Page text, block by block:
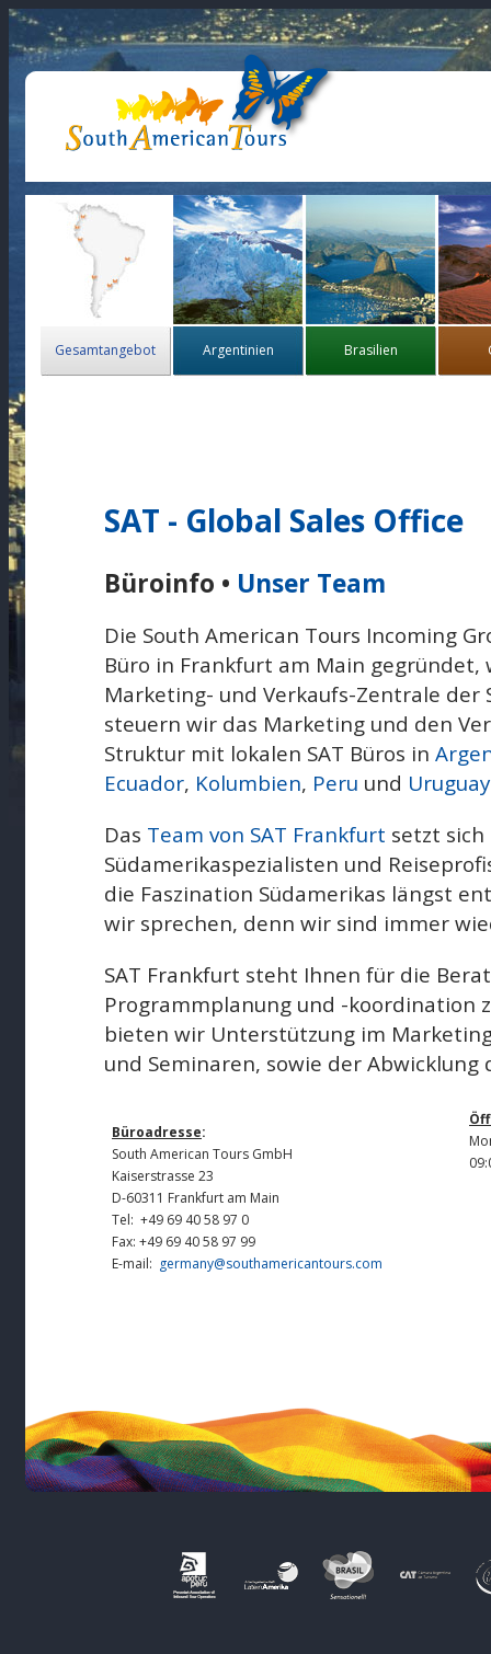
Gesamtangebot Argentinien Brasilien
SAT - Global Sales Office
Büroinfo • Unser Team
Die South American Tours Incoming
Büro in Frankfurt am Main gegründet,
Marketing- und Verkaufs-Zentrale der
steuern wir das Marketing und den
Struktur mit lokalen SAT Büros in
Ecuador, Kolumbien, Peru und Uruguay
Das Team von SAT Frankfurt setzt
Südamerikaspezialisten und
die Faszination Südamerikas längst
wir sprechen, denn wir sind immer
SAT Frankfurt steht Ihnen für die
Programmplanung und -koordination
bieten wir Unterstützung im
und Seminaren, sowie der Abwicklung
Büroadresse:
South American Tours GmbH
Kaiserstrasse 23
D-60311 Frankfurt am Main
Tel: +49 69 40 58 97 0
Fax: +49 69 40 58 97 99
E-mail: germany@southamericantours.com